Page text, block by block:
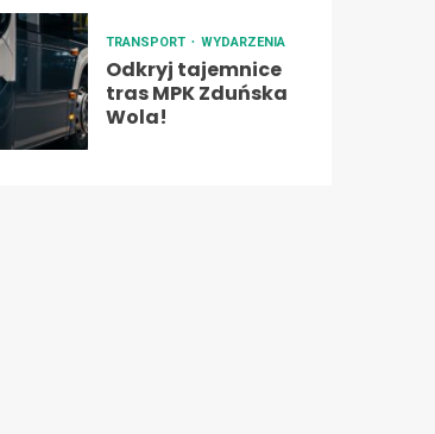
TRANSPORT WYDARZENIA
Odkryj tajemnice
tras MPK Zduńska
Wola!